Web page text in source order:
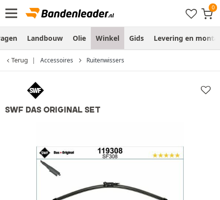
Landbouw Olie Winkel Gids Levering en
Terug Accessoires Ruitenwissers
SWF DAS ORIGINAL SET